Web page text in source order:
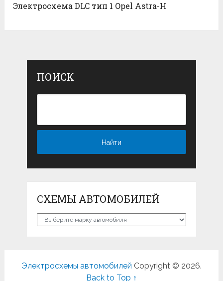
Электросхема DLC тип 1 Opel Astra-H
ПОИСК
СХЕМЫ АВТОМОБИЛЕЙ
Схемы
Электросхемы автомобилей Copyright © 2026.
Back to Top ↑